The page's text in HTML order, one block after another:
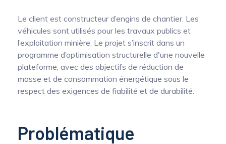
Le client est constructeur d’engins de chantier. Les
véhicules sont utilisés pour les travaux publics et
l’exploitation minière. Le projet s’inscrit dans un
programme d’optimisation structurelle d'une nouvelle
plateforme, avec des objectifs de réduction de
masse et de consommation énergétique sous le
respect des exigences de fiabilité et de durabilité.
Problématique